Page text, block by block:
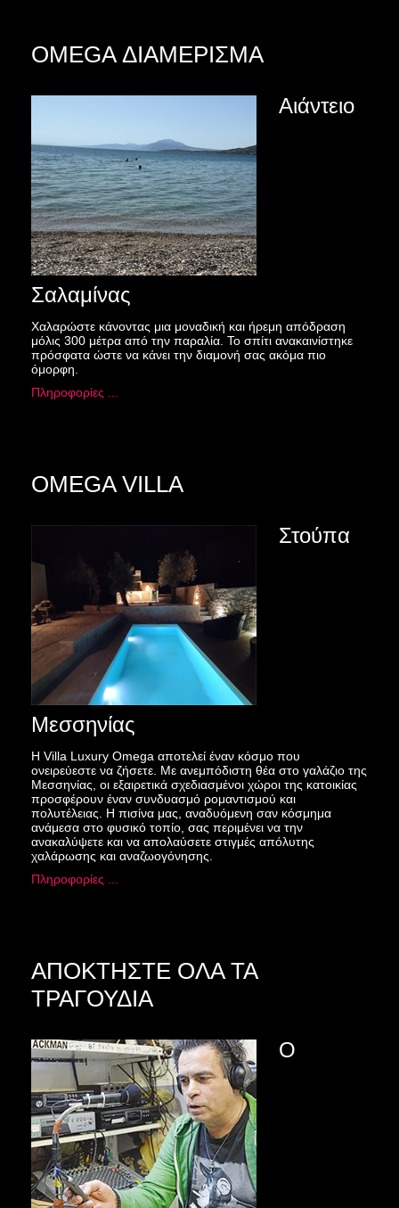
OMEGA ΔΙΑΜΕΡΙΣΜΑ
Αιάντειο
Σαλαμίνας
Χαλαρώστε κάνοντας μια μοναδική και ήρεμη απόδραση
μόλις 300 μέτρα από την παραλία. Το σπίτι ανακαινίστηκε
πρόσφατα ώστε να κάνει την διαμονή σας ακόμα πιο
όμορφη.
Πληροφορίες ...
OMEGA VILLA
Στούπα
Μεσσηνίας
Η Villa Luxury Omega αποτελεί έναν κόσμο που
ονειρεύεστε να ζήσετε. Με ανεμπόδιστη θέα στο γαλάζιο της
Μεσσηνίας, οι εξαιρετικά σχεδιασμένοι χώροι της κατοικίας
προσφέρουν έναν συνδυασμό ρομαντισμού και
πολυτέλειας. Η πισίνα μας, αναδυόμενη σαν κόσμημα
ανάμεσα στο φυσικό τοπίο, σας περιμένει να την
ανακαλύψετε και να απολαύσετε στιγμές απόλυτης
χαλάρωσης και αναζωογόνησης.
Πληροφορίες ...
ΑΠΟΚΤΗΣΤΕ ΟΛΑ ΤΑ
ΤΡΑΓΟΥΔΙΑ
Ο